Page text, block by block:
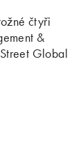
čtyři
&
Global